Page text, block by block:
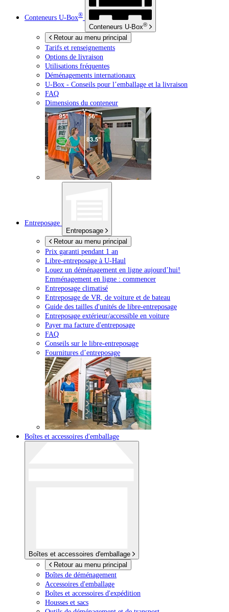
Conteneurs U-Box®
Conteneurs U-Box®
Retour au menu principal
Tarifs et renseignements
Options de livraison
Utilisations fréquentes
Déménagements internationaux
U-Box - Conseils pour l’emballage et la livraison
FAQ
Dimensions du conteneur
Entreposage
Entreposage
Retour au menu principal
Prix garanti pendant 1 an
Libre-entreposage à U-Haul
Louez un déménagement en ligne aujourd’hui!
Emménagement en ligne : commencer
Entreposage climatisé
Entreposage de VR, de voiture et de bateau
Guide des tailles d'unités de libre-entreposage
Entreposage extérieur/accessible en voiture
Payer ma facture d'entreposage
FAQ
Conseils sur le libre-entreposage
Fournitures d’entreposage
Boîtes et accessoires d'emballage
Boîtes et accessoires d'emballage
Retour au menu principal
Boîtes de déménagement
Accessoires d'emballage
Boîtes et accessoires d'expédition
Housses et sacs